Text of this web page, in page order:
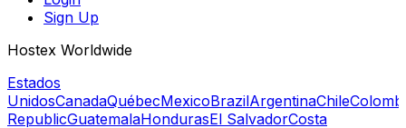
Sign Up
Hostex Worldwide
Estados
UnidosCanadaQuébecMexicoBrazilArgentinaChile
RepublicGuatemalaHondurasEl SalvadorCosta